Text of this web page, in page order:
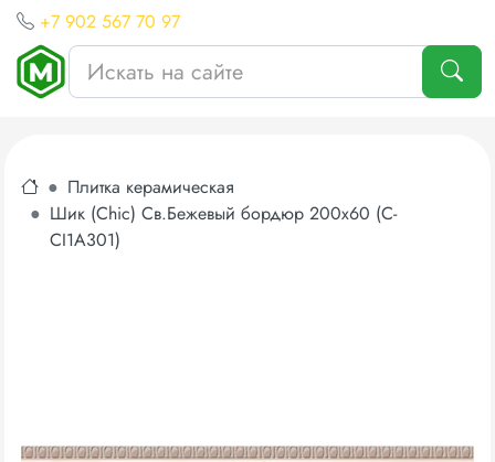
+7 902 567 70 97
Плитка керамическая
Шик (Chic) Св.Бежевый бордюр 200х60 (C-
CI1А301)